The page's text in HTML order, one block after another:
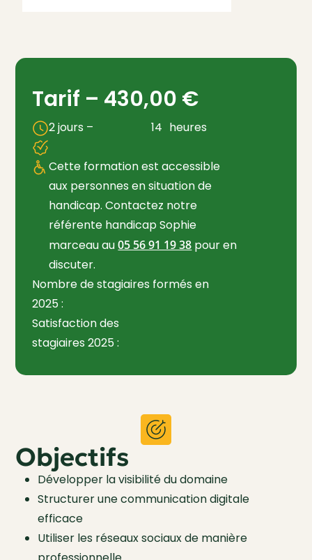
Tarif – 430,00 €
2 jours – 14 heures
Cette formation est accessible
aux personnes en situation de
handicap. Contactez notre
référente handicap Sophie
marceau au05 56 91 19 38 pour en
discuter.
Nombre de stagiaires formés en
2025 :
Satisfaction des
stagiaires 2025 :
Objectifs
Développer la visibilité du domaine
Structurer une communication digitale
efficace
Utiliser les réseaux sociaux de manière